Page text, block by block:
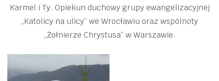
Karmel i Ty. Opiekun duchowy grupy ewangelizacyjnej
„Katolicy na ulicy” we Wrocławiu oraz wspólnoty
„Żołnierze Chrystusa” w Warszawie.